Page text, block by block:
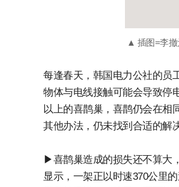
▲ 插图=李撤
每逢春天，韩国电力公社的员
物体与电线接触可能会导致停
以上的喜鹊巢，喜鹊仍会在相
其他办法，仍未找到合适的解
▶喜鹊巢造成的损失还不算大
显示，一架正以时速370公里